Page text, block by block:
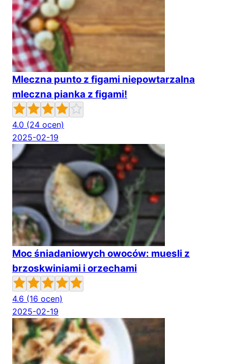
Mleczna punto z figami niepowtarzalna
mleczna pianka z figami!
4.0 (24 ocen)
2025-02-19
Moc śniadaniowych owoców: muesli z
brzoskwiniami i orzechami
4.6 (16 ocen)
2025-02-19